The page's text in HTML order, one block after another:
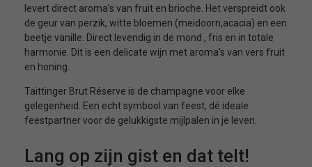
levert direct aroma’s van fruit en brioche. Het verspreidt ook
de geur van perzik, witte bloemen (meidoorn,acacia) en een
beetje vanille. Direct levendig in de mond , fris en in totale
harmonie. Dit is een delicate wijn met aroma’s van vers fruit
en honing.
Taittinger Brut Réserve is de champagne voor elke
gelegenheid. Een echt symbool van feest, dé ideale
feestpartner voor de gelukkigste mijlpalen in je leven.
Lang op zijn gist en dat telt!